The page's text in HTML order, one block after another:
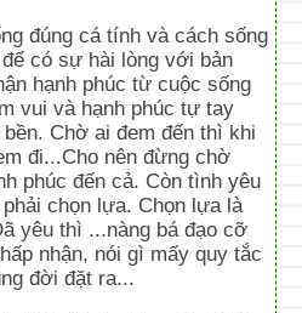
đúng cá tính và cách sống
có sự hài lòng với bản
hạnh phúc từ cuộc sống
vui và hạnh phúc tự tay
Chờ ai đem đến thì khi
đi...Cho nên đừng chờ
phúc đến cả. Còn tình yêu
chọn lựa. Chọn lựa là
yêu thì ...nàng bá đạo cỡ
nhận, nói gì mấy quy tắc
đời đặt ra...